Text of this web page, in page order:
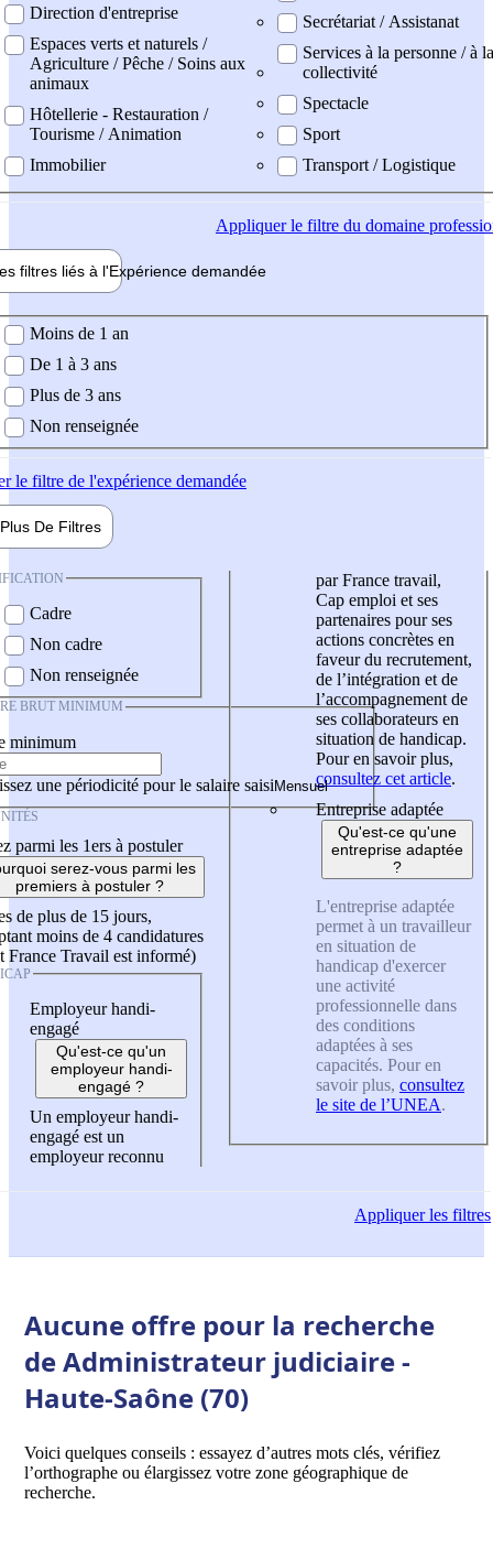
Direction d'entreprise
Espaces verts et naturels /
Agriculture / Pêche / Soins aux
animaux
Hôtellerie - Restauration /
Tourisme / Animation
Immobilier
Secrétariat / Assistanat
Services à la personne / à la
collectivité
Spectacle
Sport
Transport / Logistique
Appliquerle filtre du domaine
filtres liés à l'Expérience demandée
demandée
Moins de 1 an
De 1 à 3 ans
Plus de 3 ans
Non renseignée
le filtre de l'expérience demandée
Plus De Filtres
Cadre
Non cadre
Non renseignée
BRUT MINIMUM
minimum
une périodicité pour le salaire saisi
parmi les 1ers à postuler
serez-vous parmi les
premiers à postuler ?
de plus de 15 jours,
moins de 4 candidatures
France Travail est informé)
Employeur handi-
engagé
Qu'est-ce qu'un
employeur handi-
engagé ?
Un employeur handi-
engagé est un
employeur reconnu
par France travail,
Cap emploi et ses
partenaires pour ses
actions concrètes en
faveur du recrutement,
de l’intégration et de
l’accompagnement de
ses collaborateurs en
situation de handicap.
Pour en savoir plus,
consultez cet article.
Entreprise adaptée
Qu'est-ce qu'une
entreprise adaptée
?
L'entreprise adaptée
permet à un travailleur
en situation de
handicap d'exercer
une activité
professionnelle dans
des conditions
adaptées à ses
capacités. Pour en
savoir plus, consultez
le site de l’UNEA.
Appliquerles filtres
Aucune offre pour la recherche
de Administrateur judiciaire -
Haute-Saône (70)
Voici quelques conseils : essayez d’autres mots clés, vérifiez
l’orthographe ou élargissez votre zone géographique de
recherche.